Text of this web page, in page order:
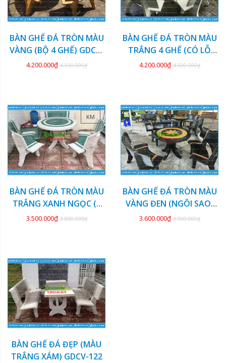
BÀN GHẾ ĐÁ TRÒN MÀU
VÀNG (BỘ 4 GHẾ) GDCV-
126
4.200.000₫ 4.500.000₫
BÀN GHẾ ĐÁ TRÒN MÀU
TRẮNG 4 GHẾ (CÓ LỖ
DÙ) GDCV-125
4.200.000₫ 4.500.000₫
KM
BÀN GHẾ ĐÁ TRÒN MÀU
TRẮNG XANH NGỌC (3
GHẾ) GDCV-124
3.500.000₫ 3.800.000₫
KM
BÀN GHẾ ĐÁ TRÒN MÀU
VÀNG ĐEN (NGÔI SAO)
GDCV-123
3.600.000₫ 3.900.000₫
KM
BÀN GHẾ ĐÁ ĐẸP (MÀU
TRẮNG XÁM) GDCV-122